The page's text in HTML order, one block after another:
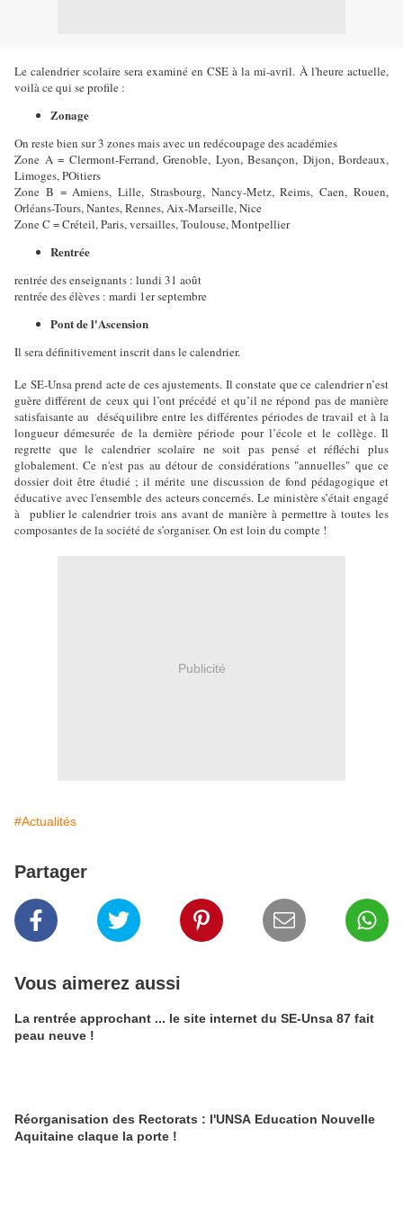
Le calendrier scolaire sera examiné en CSE à la mi-avril. À l'heure actuelle,
voilà ce qui se profile :
Zonage
On reste bien sur 3 zones mais avec un redécoupage des académies
Zone A = Clermont-Ferrand, Grenoble, Lyon, Besançon, Dijon, Bordeaux,
Limoges, POitiers
Zone B = Amiens, Lille, Strasbourg, Nancy-Metz, Reims, Caen, Rouen,
Orléans-Tours, Nantes, Rennes, Aix-Marseille, Nice
Zone C = Créteil, Paris, versailles, Toulouse, Montpellier
Rentrée
rentrée des enseignants : lundi 31 août
rentrée des élèves : mardi 1er septembre
Pont de l'Ascension
Il sera définitivement inscrit dans le calendrier.
Le SE-Unsa prend acte de ces ajustements. Il constate que ce calendrier n’est
guère différent de ceux qui l’ont précédé et qu’il ne répond pas de manière
satisfaisante au déséquilibre entre les différentes périodes de travail et à la
longueur démesurée de la dernière période pour l’école et le collège. Il
regrette que le calendrier scolaire ne soit pas pensé et réfléchi plus
globalement. Ce n'est pas au détour de considérations "annuelles" que ce
dossier doit être étudié ; il mérite une discussion de fond pédagogique et
éducative avec l'ensemble des acteurs concernés. Le ministère s’était engagé
à publier le calendrier trois ans avant de manière à permettre à toutes les
composantes de la société de s’organiser. On est loin du compte !
Publicité
#Actualités
Partager
Vous aimerez aussi
La rentrée approchant ... le site internet du SE-Unsa 87 fait
peau neuve !
Réorganisation des Rectorats : l'UNSA Education Nouvelle
Aquitaine claque la porte !